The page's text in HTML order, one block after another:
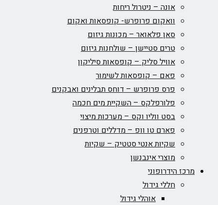
אונה – ניטרול ריחות
וואקום פרופרש- קופסאות ואקום
סאן פלאואר – מכונות גיזום
טרים סטיישן – שולחנות גיזום
אוויל סליק – קופסאות סיליקון
פאם – קופסאות לשימור
פרס פרופרש – דוחס תבלינים ואבקנים
פלורפלקס – השקיית מים חכמה
בסט ווליו וקס – מערכות מיצוי
פארם טו וופ – מדללים וטרפנים
שקיות אנטי סטטיק – שקיות
מוצרי אינבנשן
מרכז הידרופוני
חללי גידול
אוהלי גידול